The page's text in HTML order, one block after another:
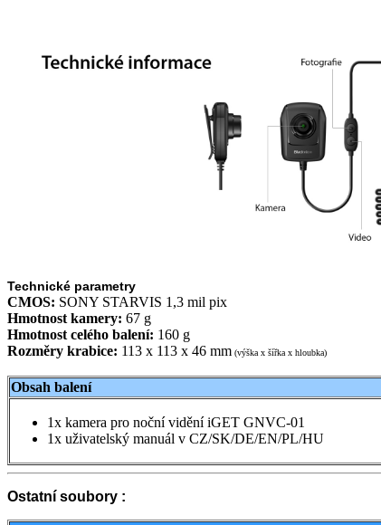
Technické parametry
CMOS: SONY STARVIS 1,3 mil pix
Hmotnost kamery: 67 g
Hmotnost celého balení: 160 g
Rozměry krabice: 113 x 113 x 46 mm (výška x šířka x hloubka)
Obsah balení
1x kamera pro noční vidění iGET GNVC-01
1x uživatelský manuál v CZ/SK/DE/EN/PL/HU
Ostatní soubory :